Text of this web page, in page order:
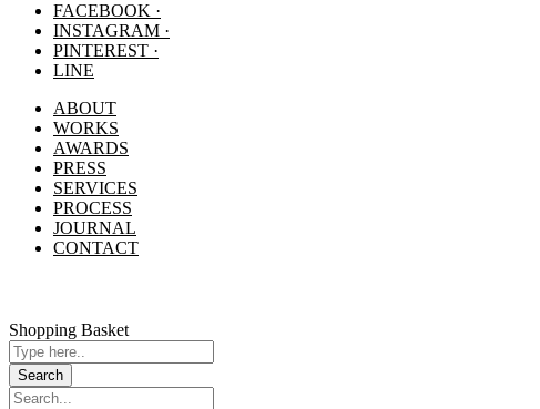
FACEBOOK ·
INSTAGRAM ·
PINTEREST ·
LINE
ABOUT
WORKS
AWARDS
PRESS
SERVICES
PROCESS
JOURNAL
CONTACT
Shopping Basket